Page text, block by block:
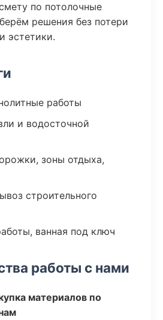
по потолочные
решения без потери
эстетики.
работы
и водосточной
зоны отдыха,
строительного
ванная под ключ
работы с нами
материалов по